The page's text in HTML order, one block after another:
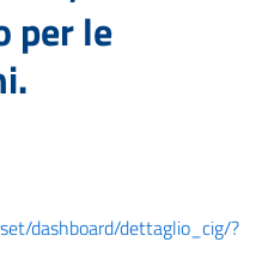
per le
dashboard/dettaglio_cig/?